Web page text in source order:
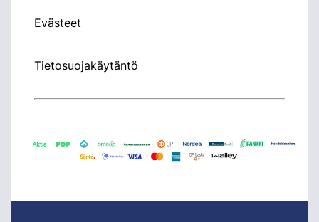
Evästeet
Tietosuojakäytäntö